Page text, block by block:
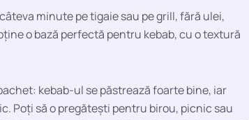
minute pe tigaie sau pe grill, fără ulei,
o bază perfectă pentru kebab, cu o textură
kebab-ul se păstrează foarte bine, iar
Poți să o pregătești pentru birou, picnic sau